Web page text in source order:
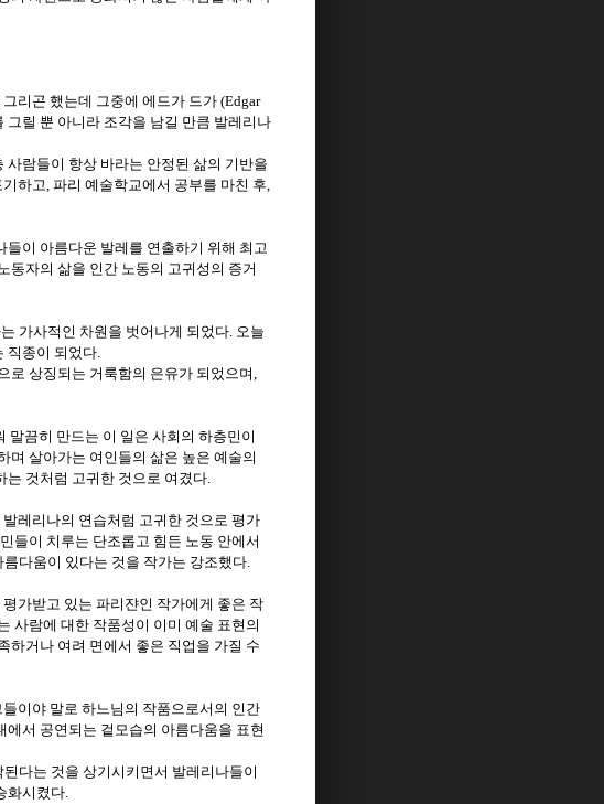
리곤 했는데 그중에 에드가 드가 (Edgar
그릴 뿐 아니라 조각을 남길 만큼 발레리나
사람들이 항상 바라는 안정된 삶의 기반을
하고, 파리 예술학교에서 공부를 마친 후,
이 아름다운 발레를 연출하기 위해 최고
동자의 삶을 인간 노동의 고귀성의 증거
가사적인 차원을 벗어나게 되었다. 오늘
직종이 되었다.
로 상징되는 거룩함의 은유가 되었으며,
말끔히 만드는 이 일은 사회의 하층민이
며 살아가는 여인들의 삶은 높은 예술의
는 것처럼 고귀한 것으로 여겼다.
레리나의 연습처럼 고귀한 것으로 평가
들이 치루는 단조롭고 힘든 노동 안에서
다움이 있다는 것을 작가는 강조했다.
가받고 있는 파리쟌인 작가에게 좋은 작
사람에 대한 작품성이 이미 예술 표현의
하거나 여려 면에서 좋은 직업을 가질 수
이야 말로 하느님의 작품으로서의 인간
서 공연되는 겉모습의 아름다움을 표현
다는 것을 상기시키면서 발레리나들이
화시켰다.